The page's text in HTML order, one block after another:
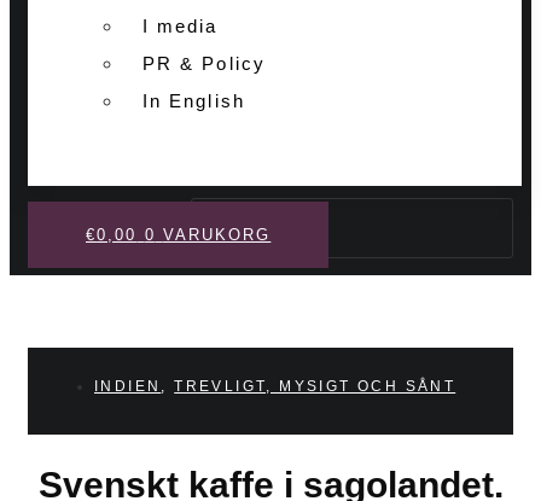
I media
PR & Policy
In English
Sök
€0,00 0 VARUKORG
INDIEN ,TREVLIGT, MYSIGT OCH SÅNT
Svenskt kaffe i sagolandet.